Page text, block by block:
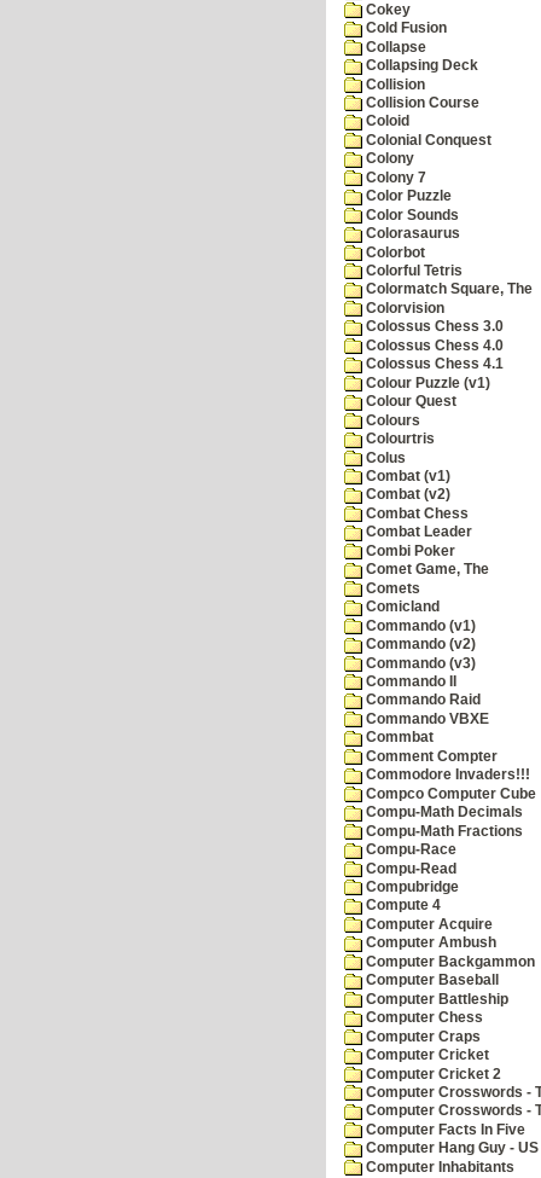
Cokey
Cold Fusion
Collapse
Collapsing Deck
Collision
Collision Course
Coloid
Colonial Conquest
Colony
Colony 7
Color Puzzle
Color Sounds
Colorasaurus
Colorbot
Colorful Tetris
Colormatch Square, The
Colorvision
Colossus Chess 3.0
Colossus Chess 4.0
Colossus Chess 4.1
Colour Puzzle (v1)
Colour Quest
Colours
Colourtris
Colus
Combat (v1)
Combat (v2)
Combat Chess
Combat Leader
Combi Poker
Comet Game, The
Comets
Comicland
Commando (v1)
Commando (v2)
Commando (v3)
Commando II
Commando Raid
Commando VBXE
Commbat
Comment Compter
Commodore Invaders!!!
Compco Computer Cube
Compu-Math Decimals
Compu-Math Fractions
Compu-Race
Compu-Read
Compubridge
Compute 4
Computer Acquire
Computer Ambush
Computer Backgammon
Computer Baseball
Computer Battleship
Computer Chess
Computer Craps
Computer Cricket
Computer Cricket 2
Computer Crosswords -
Computer Crosswords -
Computer Facts In Five
Computer Hang Guy -
Computer Inhabitants